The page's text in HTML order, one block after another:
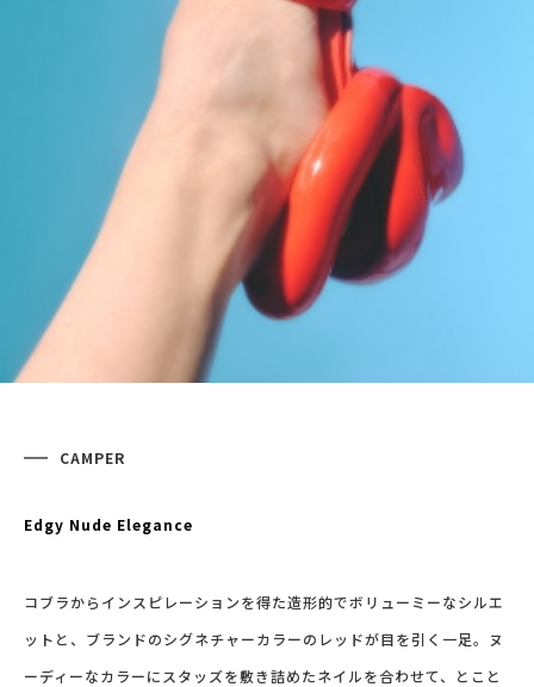
CAMPER
Edgy Nude Elegance
コブラからインスピレーションを得た造形的でボリューミーなシルエ
ットと、ブランドのシグネチャーカラーのレッドが目を引く一足。ヌ
ーディーなカラーにスタッズを敷き詰めたネイルを合わせて、とこと